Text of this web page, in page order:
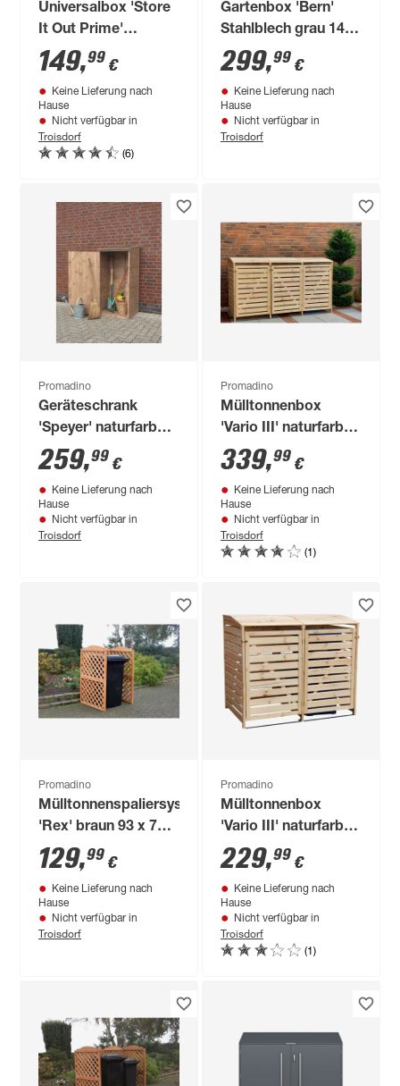
Universalbox 'Store
It Out Prime'
anthrazit 132 x 113,5
x 71,5 cm
149,99 €
Keine Lieferung nach
Hause
Nicht verfügbar in
Troisdorf
(6)
Gartenbox 'Bern'
Stahlblech grau 146
x 76 x 71 cm
299,99 €
Keine Lieferung nach
Hause
Nicht verfügbar in
Troisdorf
Promadino
Geräteschrank
'Speyer' naturfarben
72,5 x 148 x 68,6 cm
259,99 €
Keine Lieferung nach
Hause
Nicht verfügbar in
Troisdorf
Promadino
Mülltonnenbox
'Vario III' naturfarben
219 x 122 x 92 cm
339,99 €
Keine Lieferung nach
Hause
Nicht verfügbar in
Troisdorf
(1)
Promadino
Mülltonnenspaliersystem
'Rex' braun 93 x 79 x
127 cm
129,99 €
Keine Lieferung nach
Hause
Nicht verfügbar in
Troisdorf
Promadino
Mülltonnenbox
'Vario III' naturfarben
148 x 92 x 122 cm
229,99 €
Keine Lieferung nach
Hause
Nicht verfügbar in
Troisdorf
(1)